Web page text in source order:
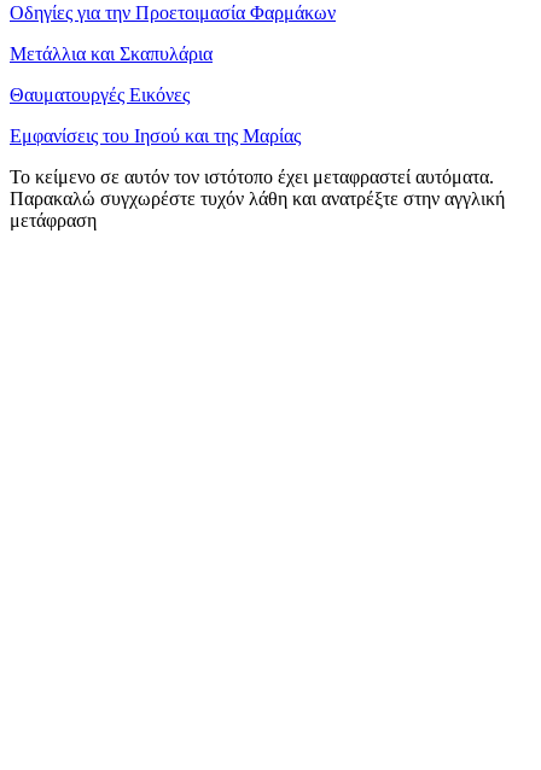
Οδηγίες για την Προετοιμασία Φαρμάκων
Μετάλλια και Σκαπυλάρια
Θαυματουργές Εικόνες
Εμφανίσεις του Ιησού και της Μαρίας
Το κείμενο σε αυτόν τον ιστότοπο έχει μεταφραστεί αυτόματα.
Παρακαλώ συγχωρέστε τυχόν λάθη και ανατρέξτε στην αγγλική
μετάφραση